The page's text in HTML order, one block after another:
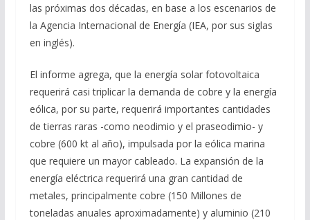
las próximas dos décadas, en base a los escenarios de
la Agencia Internacional de Energía (IEA, por sus siglas
en inglés).
El informe agrega, que la energía solar fotovoltaica
requerirá casi triplicar la demanda de cobre y la energía
eólica, por su parte, requerirá importantes cantidades
de tierras raras -como neodimio y el praseodimio- y
cobre (600 kt al año), impulsada por la eólica marina
que requiere un mayor cableado. La expansión de la
energía eléctrica requerirá una gran cantidad de
metales, principalmente cobre (150 Millones de
toneladas anuales aproximadamente) y aluminio (210